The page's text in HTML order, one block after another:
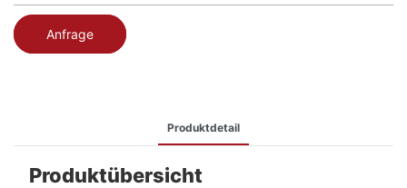
Anfrage
Produktdetail
Produktübersicht